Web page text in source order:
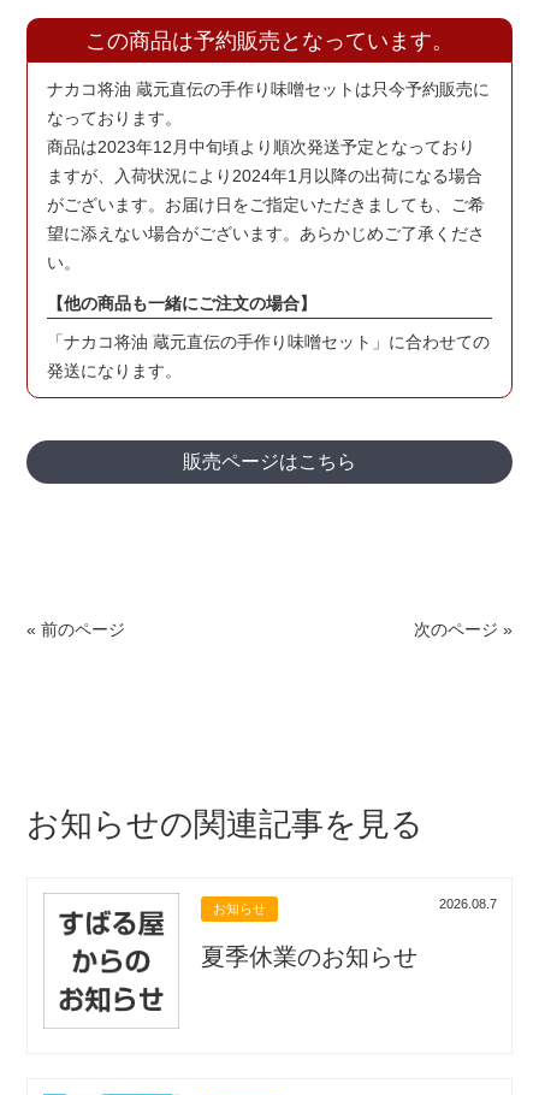
この商品は予約販売となっています。
ナカコ将油 蔵元直伝の手作り味噌セットは只今予約販売に
なっております。
商品は2023年12月中旬頃より順次発送予定となっており
ますが、入荷状況により2024年1月以降の出荷になる場合
がございます。お届け日をご指定いただきましても、ご希
望に添えない場合がございます。あらかじめご了承くださ
い。
【他の商品も一緒にご注文の場合】
「ナカコ将油 蔵元直伝の手作り味噌セット」に合わせての
発送になります。
販売ページはこちら
« 前のページ 次のページ »
お知らせの関連記事を見る
お知らせ 2026.08.7
夏季休業のお知らせ